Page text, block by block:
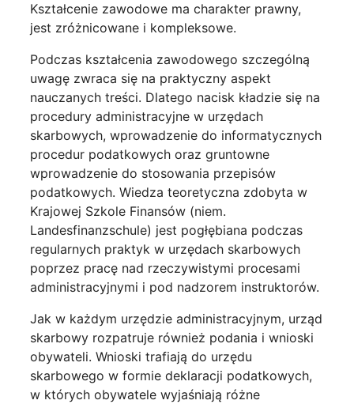
Kształcenie zawodowe ma charakter prawny,
jest zróżnicowane i kompleksowe.
Podczas kształcenia zawodowego szczególną
uwagę zwraca się na praktyczny aspekt
nauczanych treści. Dlatego nacisk kładzie się na
procedury administracyjne w urzędach
skarbowych, wprowadzenie do informatycznych
procedur podatkowych oraz gruntowne
wprowadzenie do stosowania przepisów
podatkowych. Wiedza teoretyczna zdobyta w
Krajowej Szkole Finansów (niem.
Landesfinanzschule) jest pogłębiana podczas
regularnych praktyk w urzędach skarbowych
poprzez pracę nad rzeczywistymi procesami
administracyjnymi i pod nadzorem instruktorów.
Jak w każdym urzędzie administracyjnym, urząd
skarbowy rozpatruje również podania i wnioski
obywateli. Wnioski trafiają do urzędu
skarbowego w formie deklaracji podatkowych,
w których obywatele wyjaśniają różne